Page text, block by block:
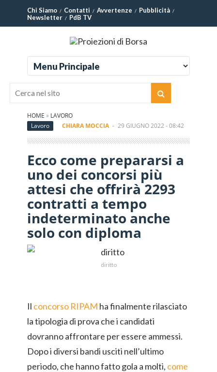
Chi Siamo Contatti Avvertenze
Pubblicità
Newsletter
PdB TV
HOME » LAVORO
Lavoro
CHIARA MOCCIA - 29 GIUGNO 2022 - 08:42
Ecco come prepararsi a
uno dei concorsi più
attesi che offrirà 2293
contratti a tempo
indeterminato anche
solo con diploma
diritto
Il concorso RIPAM ha finalmente rilasciato
la tipologia di prova che i candidati
dovranno affrontare per essere ammessi.
Dopo i diversi bandi usciti nell’ultimo
periodo, che hanno fatto gola a molti, come